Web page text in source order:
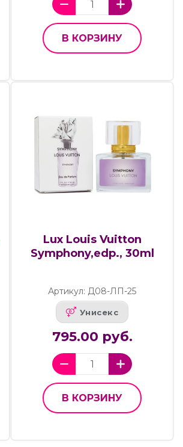
В КОРЗИНУ
Lux Louis Vuitton
Symphony,edp., 30ml
Артикул: Д08-ЛП-25
Унисекс
795.00 руб.
В КОРЗИНУ